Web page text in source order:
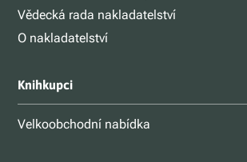
Vědecká rada nakladatelství
O nakladatelství
Knihkupci
Velkoobchodní nabídka